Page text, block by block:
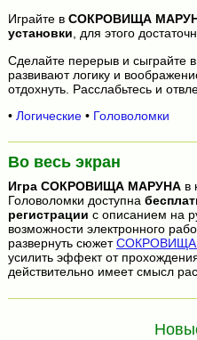
Играйте в СОКРОВИЩА
установки, для этого
Сделайте перерыв и сыграйте в
развивают логику и
отдохнуть. Расслабьтесь и
• Логические• Головоломки
Во весь экран
Игра СОКРОВИЩА МАРУНАв
Головоломки доступна
регистрации с описанием на
возможности электронного
развернуть сюжетСОКРОВИЩА
усилить эффект от
действительно имеет смысл